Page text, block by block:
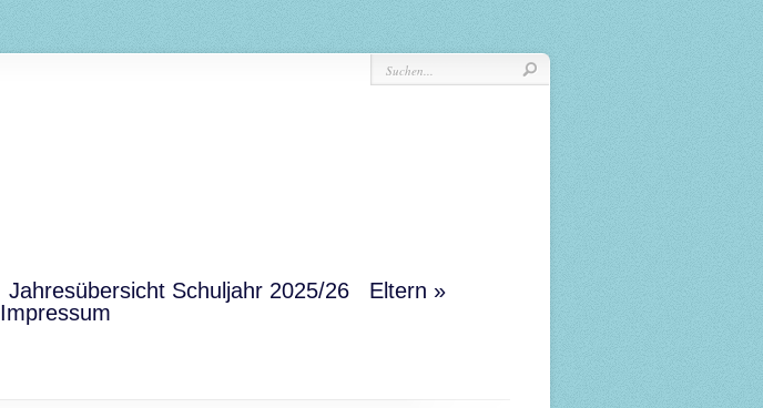
Jahresübersicht Schuljahr 2025/26
Eltern
Impressum